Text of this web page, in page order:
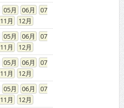
05 06
07
11
12
05 06
07
11
12
05 06
07
11
12
05 06
07
11
12